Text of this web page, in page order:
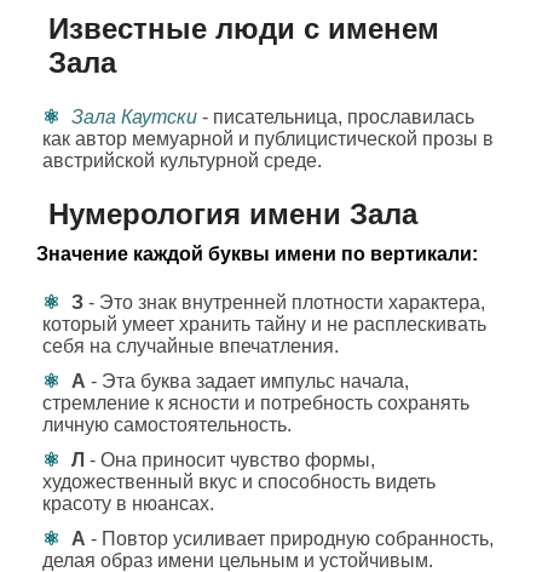
Известные люди с именем
Зала
Зала Каутски - писательница, прославилась
как автор мемуарной и публицистической прозы в
австрийской культурной среде.
Нумерология имени Зала
Значение каждой буквы имени по вертикали:
З - Это знак внутренней плотности характера,
который умеет хранить тайну и не расплескивать
себя на случайные впечатления.
А - Эта буква задает импульс начала,
стремление к ясности и потребность сохранять
личную самостоятельность.
Л - Она приносит чувство формы,
художественный вкус и способность видеть
красоту в нюансах.
А - Повтор усиливает природную собранность,
делая образ имени цельным и устойчивым.